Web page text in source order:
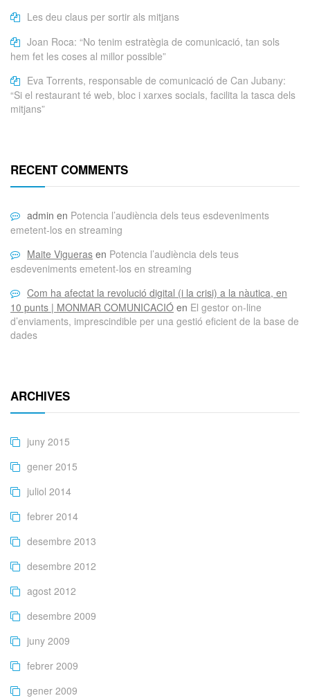
Les deu claus per sortir als mitjans
Joan Roca: “No tenim estratègia de comunicació, tan sols
hem fet les coses al millor possible”
Eva Torrents, responsable de comunicació de Can Jubany:
“Si el restaurant té web, bloc i xarxes socials, facilita la tasca dels
mitjans”
RECENT COMMENTS
admin en Potencia l’audiència dels teus esdeveniments
emetent-los en streaming
Maite Vigueras en Potencia l’audiència dels teus
esdeveniments emetent-los en streaming
Com ha afectat la revolució digital (i la crisi) a la nàutica, en
10 punts | MONMAR COMUNICACIÓ en El gestor on-line
d’enviaments, imprescindible per una gestió eficient de la base de
dades
ARCHIVES
juny 2015
gener 2015
juliol 2014
febrer 2014
desembre 2013
desembre 2012
agost 2012
desembre 2009
juny 2009
febrer 2009
gener 2009